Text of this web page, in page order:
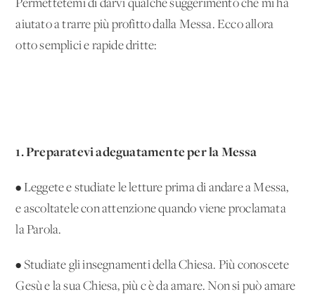
Permettetemi di darvi qualche suggerimento che mi ha
aiutato a trarre più profitto dalla Messa. Ecco allora
otto semplici e rapide dritte:
1. Preparatevi adeguatamente per la Messa
• Leggete e studiate le letture prima di andare a Messa,
e ascoltatele con attenzione quando viene proclamata
la Parola.
• Studiate gli insegnamenti della Chiesa. Più conoscete
Gesù e la sua Chiesa, più c'è da amare. Non si può amare